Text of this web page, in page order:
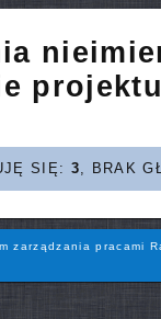
SIĘ: 3 , BRAK
zarządzania pracami